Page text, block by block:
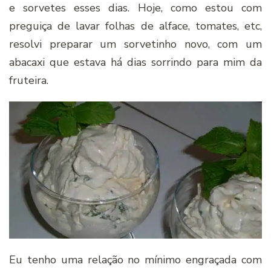
e sorvetes esses dias. Hoje, como estou com
preguiça de lavar folhas de alface, tomates, etc,
resolvi preparar um sorvetinho novo, com um
abacaxi que estava há dias sorrindo para mim da
fruteira.
Eu tenho uma relação no mínimo engraçada com